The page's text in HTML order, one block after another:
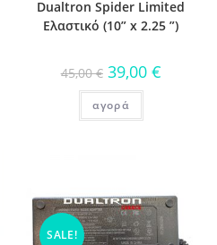
Dualtron Spider Limited
Ελαστικό (10” x 2.25 ”)
45,00€ 39,00 €
αγορά
SALE!